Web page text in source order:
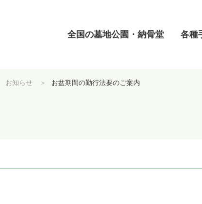
全国の墓地公園・納骨堂 各種
お知らせ お盆期間の勤行法要のご案内